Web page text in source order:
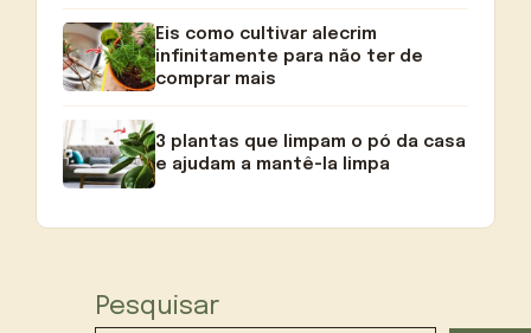
Eis como cultivar alecrim
infinitamente para não ter de
comprar mais
3 plantas que limpam o pó da casa
e ajudam a mantê-la limpa
Pesquisar